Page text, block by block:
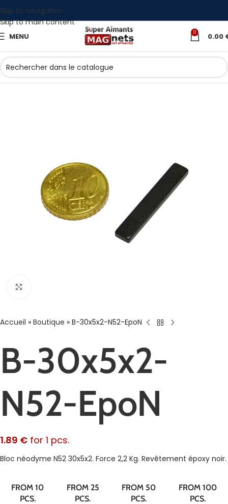
Skip to navigation
Skip to main content
MENU 0 0.00
Accueil » Boutique » B-30x5x2-N52-EpoN
B-30x5x2-
N52-EpoN
1.89 € for 1 pcs.
Bloc néodyme N52 30x5x2. Force 2,2 Kg. Revêtement époxy noir.
FROM 10
PCS.
FROM 25
PCS.
FROM 50
PCS.
FROM 100
PCS.